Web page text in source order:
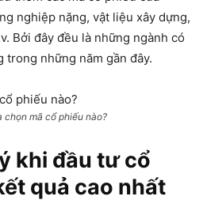
nghiệp nặng, vật liệu xây dựng,
Bởi đây đều là những ngành có
những năm gần đây.
chọn mã cổ phiếu nào?
khi đầu tư cổ
quả cao nhất